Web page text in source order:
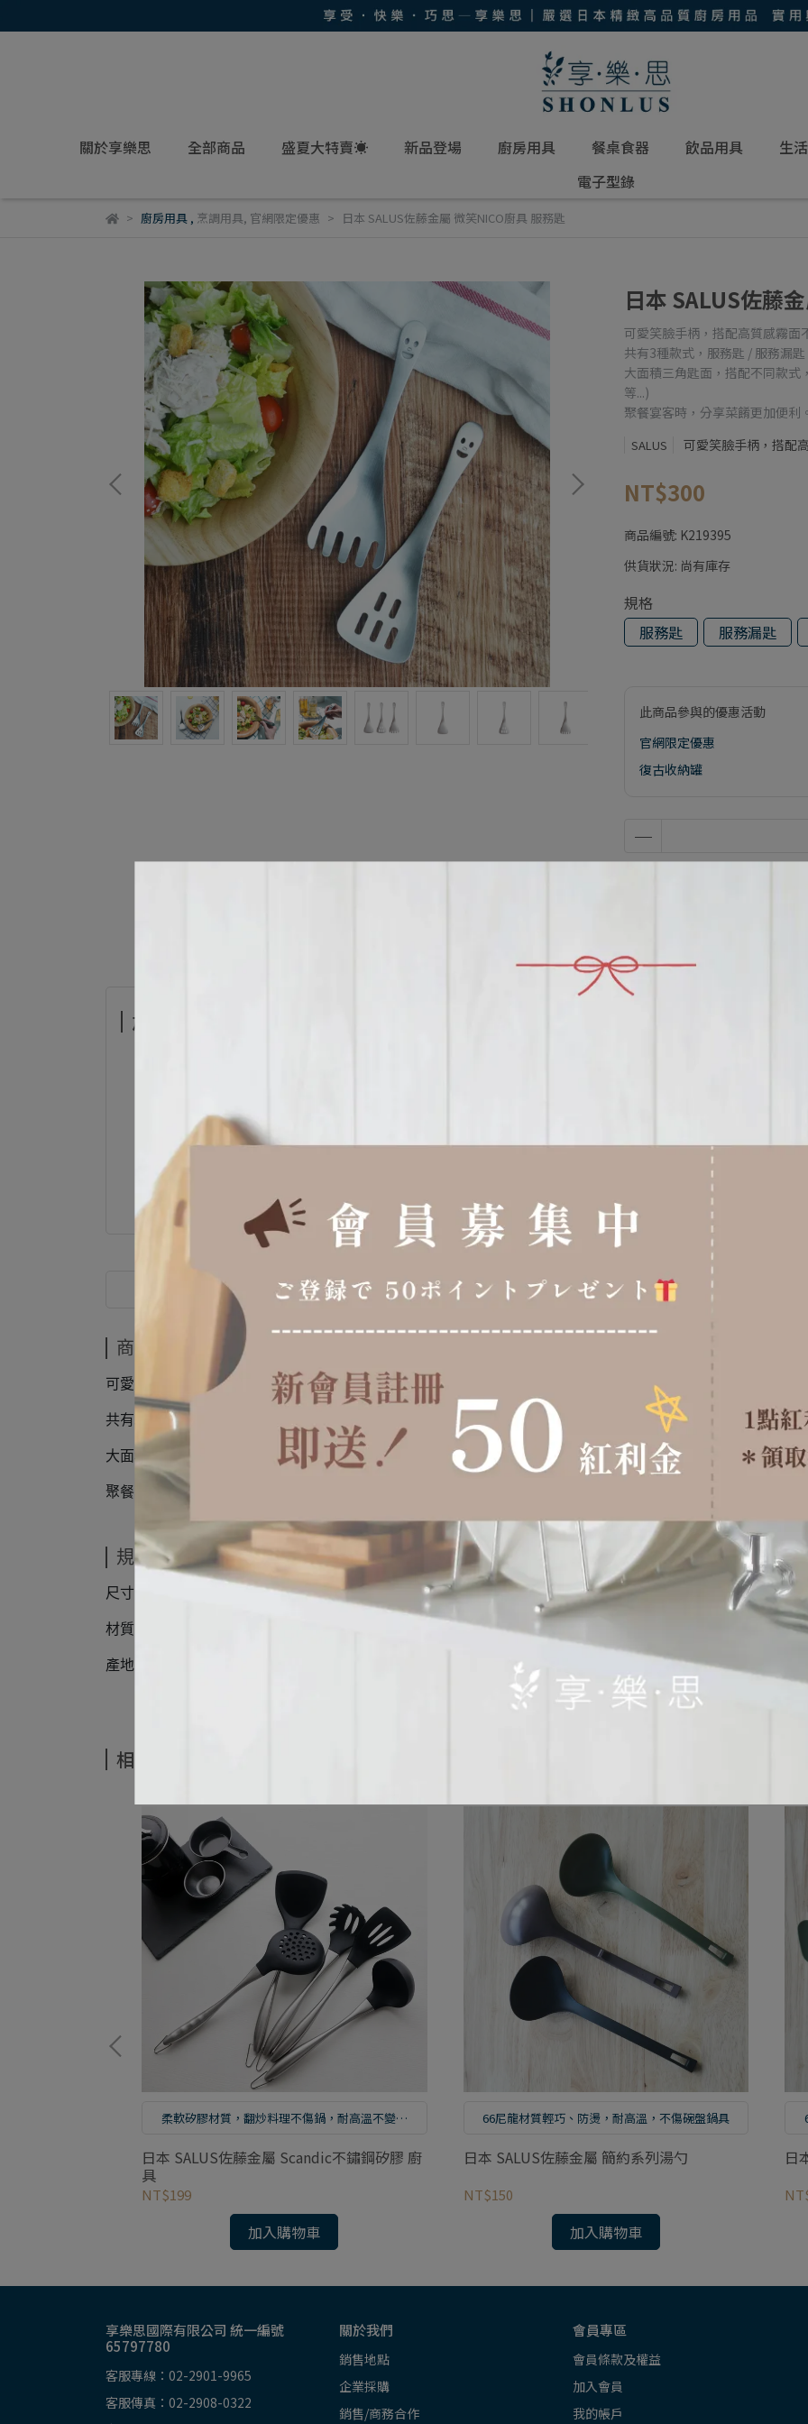
關於享樂思 全部商品 盛夏大特賣☀ 新品登場 廚房用具 餐桌食器 飲品用具
生
電子型錄
廚房用具, 烹調用具, 官網限定優惠 日本 SALUS佐藤金屬 微笑NICO廚具 服務匙
日本 SALUS佐藤
可愛笑臉手柄，搭配高質感霧面
共有3種款式，服務匙 / 服務漏
大面積三角匙面，搭配不同款
等...)
聚餐宴客時，分享菜餚更加便利
SALUS 可愛笑臉手柄，搭配
NT$300
商品編號: K219395
供貨狀況: 尚有庫存
規格
服務匙
服務漏匙
此商品參與的優惠活動
官網限定優惠
復古收納罐
加價購-復古收納罐
商品介紹
商品介紹
可愛笑臉手柄，搭配高質感霧面不鏽鋼
共有3種款式，服務匙 / 服務漏匙 / 服務叉
大面積三角匙面，搭配不同款式，滿足各種分食菜餚的需求(麵類、湯類、多汁菜餚等...)
聚餐宴客時，分享菜餚更加便利。
規格說明
尺寸：服務匙184x57mm / 服務漏匙184x57mm / 服務叉184x57mm
材質：304不鏽鋼
產地：日本
相關商品
柔軟矽膠材質，翻炒料理不傷鍋，耐高溫不變形
日本 SALUS佐藤金屬 Scandic不鏽鋼矽膠 廚
具
NT$199
加入購物車
66尼龍材質輕巧、防燙，耐高溫，不傷碗盤鍋具
日本 SALUS佐藤金屬 簡約系列湯勺
NT$150
加入購物車
日
享樂思國際有限公司 統一編號
65797780
客服專線：02-2901-9965
客服傳真：02-2908-0322
關於我們
銷售地點
企業採購
銷售/商務合作
會員專區
會員條款及權益
加入會員
我的帳戶